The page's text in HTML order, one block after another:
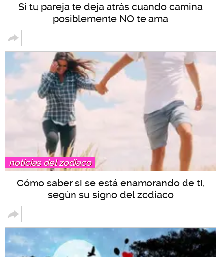
Si tu pareja te deja atrás cuando camina
posiblemente NO te ama
noticias del zodiaco
Cómo saber si se está enamorando de ti,
según su signo del zodiaco